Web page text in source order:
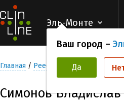
Эль-Монте
Ваш город –
Да
Главная Реестр Исследователей
Симонов